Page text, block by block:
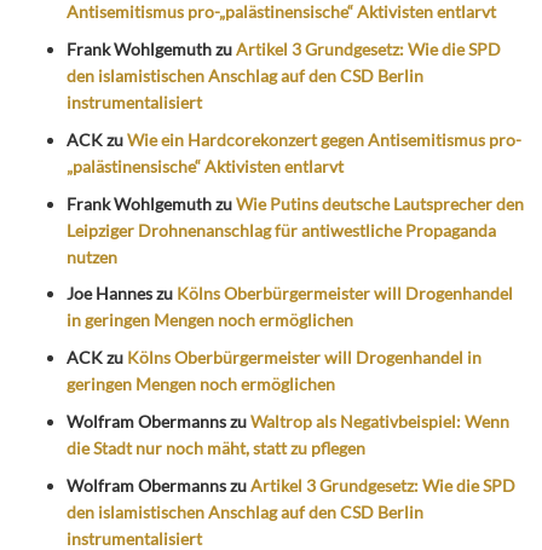
Antisemitismus pro-„palästinensische“ Aktivisten entlarvt
Frank WohlgemuthzuArtikel 3 Grundgesetz: Wie die SPD
den islamistischen Anschlag auf den CSD Berlin
instrumentalisiert
ACKzuWie ein Hardcorekonzert gegen Antisemitismus pro-
„palästinensische“ Aktivisten entlarvt
Frank WohlgemuthzuWie Putins deutsche Lautsprecher den
Leipziger Drohnenanschlag für antiwestliche Propaganda
nutzen
Joe Hanneszu Kölns Oberbürgermeister will Drogenhandel
in geringen Mengen noch ermöglichen
ACKzu Kölns Oberbürgermeister will Drogenhandel in
geringen Mengen noch ermöglichen
Wolfram ObermannszuWaltrop als Negativbeispiel: Wenn
die Stadt nur noch mäht, statt zu pflegen
Wolfram ObermannszuArtikel 3 Grundgesetz: Wie die SPD
den islamistischen Anschlag auf den CSD Berlin
instrumentalisiert